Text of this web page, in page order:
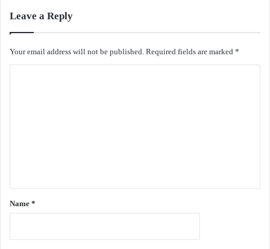
Leave a Reply
Your email address will not be published. Required fields are marked *
*
Name *